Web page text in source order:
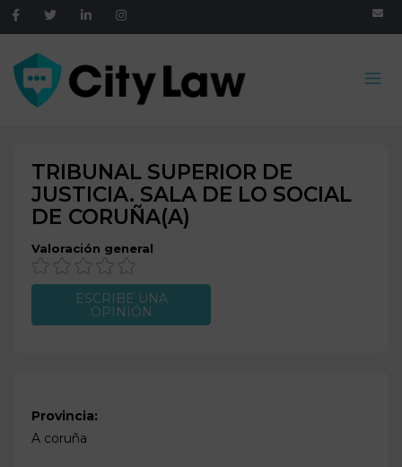
TRIBUNAL SUPERIOR DE
JUSTICIA. SALA DE LO SOCIAL
DE CORUÑA(A)
Valoración general
ESCRIBE UNA
OPINIÓN
Provincia:
A coruña